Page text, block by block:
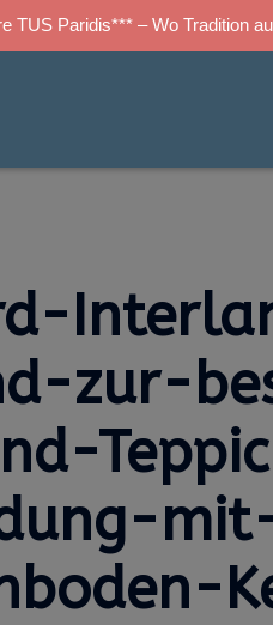
TUS Paridis*** – Wo Tradition
zur-